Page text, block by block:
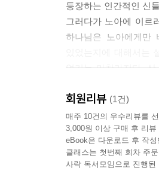
등장하는 인간적인 신
그러다가 노아에 이르
하나님은 노아에게만
없기는 마찬가지다.
있을까?
그런가 하면 신‘들’은
통째로 없애 버리기
실재하는 것도 아닌
건설할 수 있는 기술
회원리뷰 (1건)
매주 10건의 우수리뷰를
3,000원 이상 구매 후 리뷰
eBook은 다운로드 후 작
클래스는 첫번째 회차 주
사락 독서모임으로 진행